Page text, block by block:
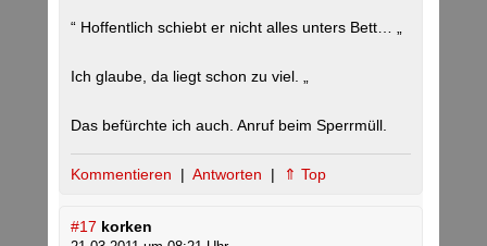
“ Hoffentlich schiebt er nicht alles unters Bett… „
Ich glaube, da liegt schon zu viel. „
Das befürchte ich auch. Anruf beim Sperrmüll.
Kommentieren | Antworten | ⇑ Top
#17 korken